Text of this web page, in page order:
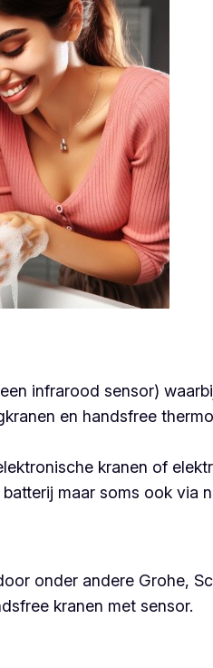
infrarood sensor)
en handsfree
kranen of
maar soms ook via
onder andere Grohe,
kranen met sensor.